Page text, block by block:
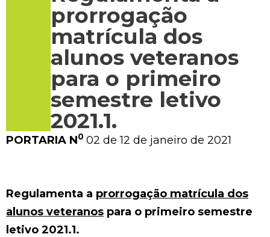
prorrogação
matrícula dos
alunos veteranos
para o primeiro
semestre letivo
2021.1.
PORTARIA N0 02 de 12 de janeiro de 2021
Regulamenta a prorrogação matrícula dos
alunos veteranos para o primeiro semestre
letivo 2021.1.